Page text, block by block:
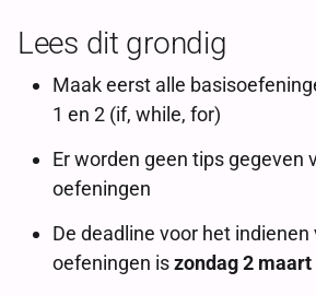
Lees dit grondig
Maak eerst alle
1 en 2 (if, while, for)
Er worden geen tips gegeven
oefeningen
De deadline voor het indienen
oefeningen iszondag 2 maart